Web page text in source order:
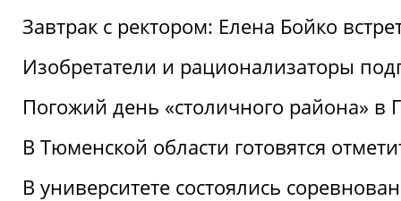
Завтрак с ректором: Елена Бойко
Изобретатели и рационализаторы
Погожий день «столичного района» в
В Тюменской области готовятся
В университете состоялись